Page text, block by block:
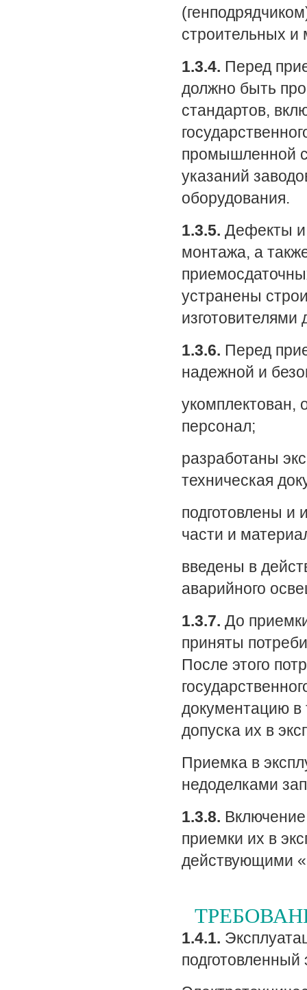
строительных и
1.3.4. Перед
должно быть
стандартов,
промышленной
указаний
оборудования.
1.3.5. Дефекты и
монтажа, а
устранены
изготовителями
1.3.6. Перед
надежной и
укомплектован,
персонал;
разработаны
техническая
подготовлены и
части и
введены в
аварийного
1.3.7. До
приняты
После этого
документацию в
допуска их в
Приемка в
недоделками
1.3.8.
приемки их в
действующими
1.4.1.
подготовленный